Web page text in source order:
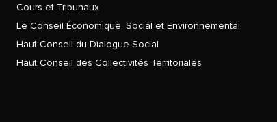
Cours et Tribunaux
Le Conseil Économique, Social et Environnemental
Haut Conseil du Dialogue Social
Haut Conseil des Collectivités Territoriales